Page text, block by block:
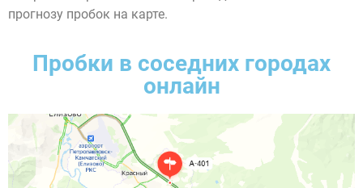
прогнозу пробок на карте.
Пробки в соседних городах
онлайн